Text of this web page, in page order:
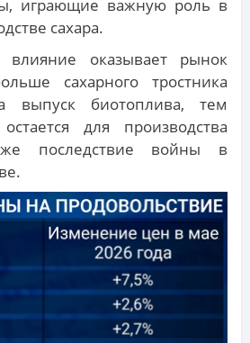
играющие важную роль в
сахара.
влияние оказывает рынок
сахарного тростника
выпуск биотоплива, тем
для производства
последствие войны в